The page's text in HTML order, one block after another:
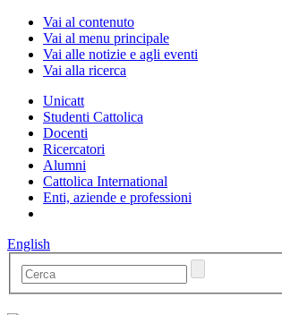
Vai al contenuto
Vai al menu principale
Vai alle notizie e agli eventi
Vai alla ricerca
Unicatt
Studenti Cattolica
Docenti
Ricercatori
Alumni
Cattolica International
Enti, aziende e professioni
English